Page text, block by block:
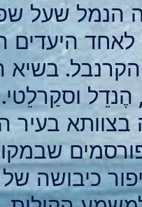
הנמל שעל
היעדים
בשיא
הֶנדֵל
בצוותא בעיר
כיבושה של